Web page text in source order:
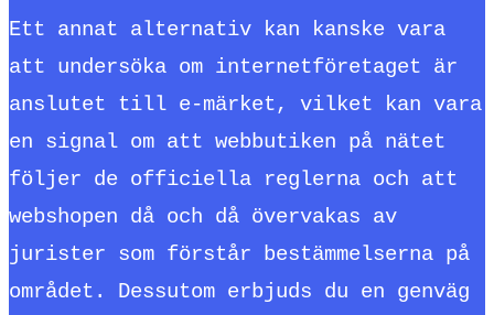
Ett annat alternativ kan kanske vara
att undersöka om internetföretaget är
anslutet till e-märket, vilket kan vara
en signal om att webbutiken på nätet
följer de officiella reglerna och att
webshopen då och då övervakas av
jurister som förstår bestämmelserna på
området. Dessutom erbjuds du en genväg